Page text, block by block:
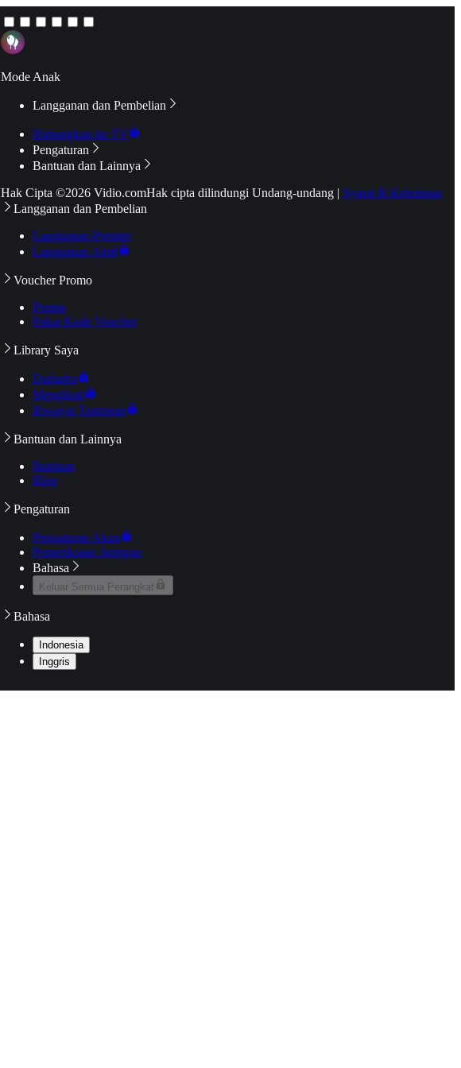
Mode Anak
Langganan dan Pembelian
Hubungkan ke TV
Pengaturan
Bantuan dan Lainnya
Hak Cipta ©2026 Vidio.comHak cipta dilindungi Undang-undang | Syarat & Ketentuan
Langganan dan Pembelian
Langganan Premier
Langganan Aktif
Voucher Promo
Promo
Pakai Kode Voucher
Library Saya
Daftarku
Mengikuti
Riwayat Tontonan
Bantuan dan Lainnya
Bantuan
Blog
Pengaturan
Pengaturan Akun
Pemeriksaan Jaringan
Bahasa
Keluar Semua Perangkat
Bahasa
Indonesia
Inggris